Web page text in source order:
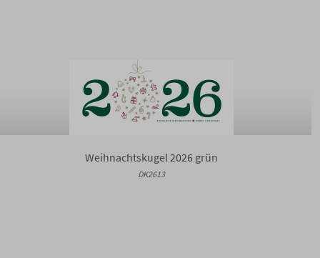
Weihnachtskugel 2026 grün
DK2613